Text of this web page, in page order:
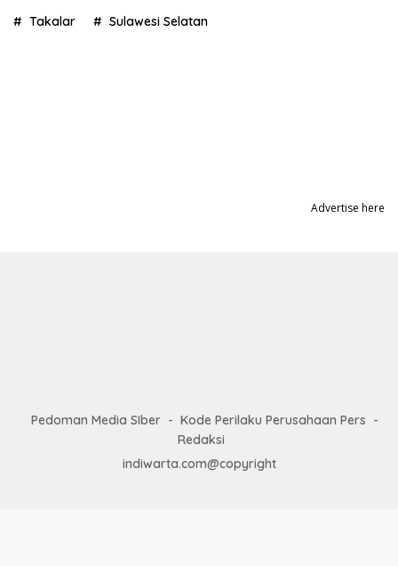
Takalar Sulawesi Selatan
Advertise here
Pedoman Media SIber
Kode Perilaku Perusahaan Pers
Redaksi
indiwarta.com@copyright